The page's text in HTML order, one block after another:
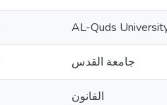
AL-Quds
جامعة القدس
القانون